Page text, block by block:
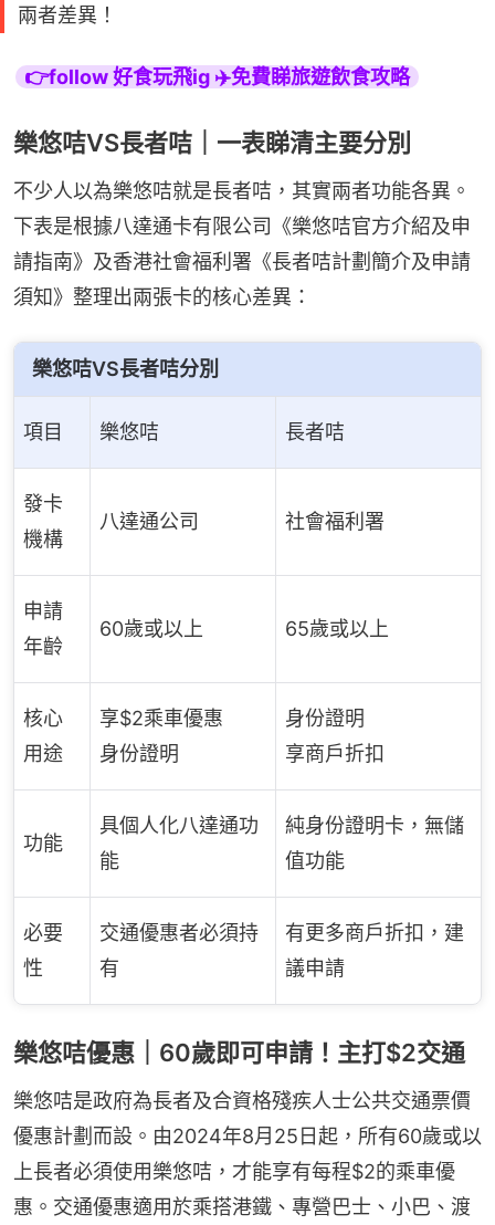
兩者差異！
👉follow 好食玩飛ig ✈️免費睇旅遊飲食攻略
樂悠咭VS長者咭｜一表睇清主要分別
不少人以為樂悠咭就是長者咭，其實兩者功能各異。
下表是根據八達通卡有限公司《樂悠咭官方介紹及申
請指南》及香港社會福利署《長者咭計劃簡介及申請
須知》整理出兩張卡的核心差異：
樂悠咭VS長者咭分別
項目 樂悠咭 長者咭
發卡
機構
八達通公司 社會福利署
申請
年齡
60歲或以上 65歲或以上
核心
用途
享$2乘車優惠
身份證明
身份證明
享商戶折扣
功能
具個人化八達通功
能
純身份證明卡，無儲
值功能
必要
性
交通優惠者必須持
有
有更多商戶折扣，建
議申請
樂悠咭優惠｜60歲即可申請！主打$2交通
樂悠咭是政府為長者及合資格殘疾人士公共交通票價
優惠計劃而設。由2024年8月25日起，所有60歲或以
上長者必須使用樂悠咭，才能享有每程$2的乘車優
惠。交通優惠適用於乘搭港鐵、專營巴士、小巴、渡